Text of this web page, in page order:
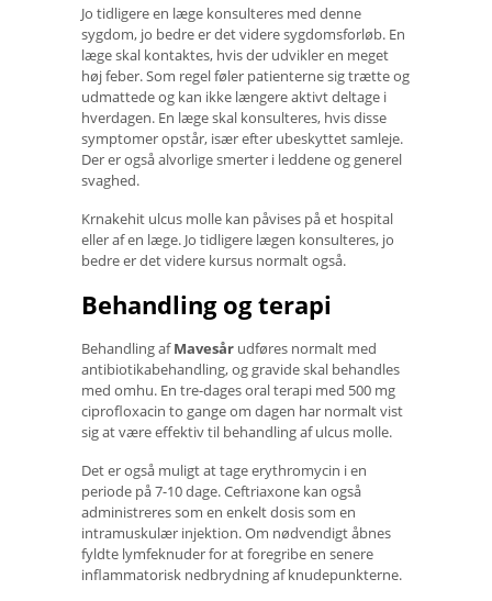
Jo tidligere en læge konsulteres med denne
sygdom, jo ​​bedre er det videre sygdomsforløb. En
læge skal kontaktes, hvis der udvikler en meget
høj feber. Som regel føler patienterne sig trætte og
udmattede og kan ikke længere aktivt deltage i
hverdagen. En læge skal konsulteres, hvis disse
symptomer opstår, især efter ubeskyttet samleje.
Der er også alvorlige smerter i leddene og generel
svaghed.
Krnakehit ulcus molle kan påvises på et hospital
eller af en læge. Jo tidligere lægen konsulteres, jo
bedre er det videre kursus normalt også.
Behandling og terapi
Behandling afMavesår udføres normalt med
antibiotikabehandling, og gravide skal behandles
med omhu. En tre-dages oral terapi med 500 mg
ciprofloxacin to gange om dagen har normalt vist
sig at være effektiv til behandling af ulcus molle.
Det er også muligt at tage erythromycin i en
periode på 7-10 dage. Ceftriaxone kan også
administreres som en enkelt dosis som en
intramuskulær injektion. Om nødvendigt åbnes
fyldte lymfeknuder for at foregribe en senere
inflammatorisk nedbrydning af knudepunkterne.